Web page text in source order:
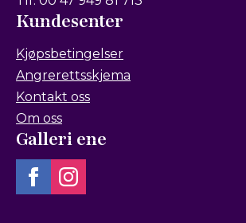
Kundesenter
Kjøpsbetingelser
Angrerettsskjema
Kontakt oss
Om oss
Galleri ene